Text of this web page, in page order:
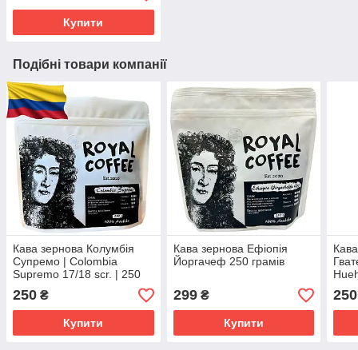
Купити
Подібні товари компанії
Кава зернова Колумбія
Супремо | Colombia
Supremo 17/18 scr. | 250
грамів
250 ₴
Купити
Кава зернова Ефіопія
Йоргачеф 250 грамів
299₴
Купити
250